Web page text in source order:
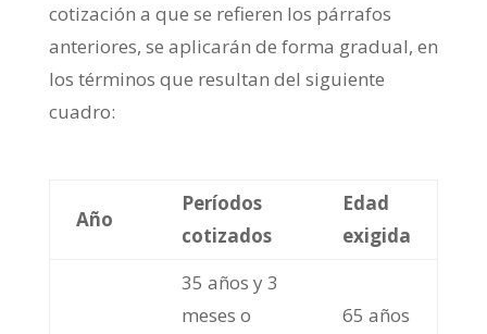
cotización a que se refieren los párrafos
anteriores, se aplicarán de forma gradual, en
los términos que resultan del siguiente
cuadro:
Año
Períodos
cotizados
Edad
exigida
35 años y 3
meses o
65 años